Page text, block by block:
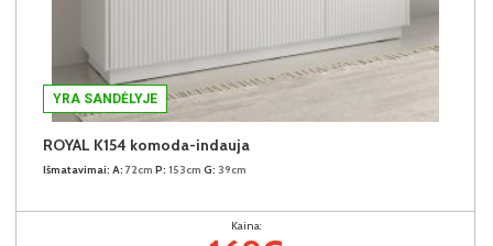
YRA SANDĖLYJE
ROYAL K154 komoda-indauja
Išmatavimai: A: 72cm P: 153cm G: 39cm
Kaina: